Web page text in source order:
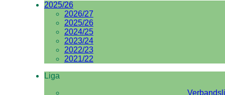
2025/26
2026/27
2025/26
2024/25
2023/24
2022/23
2021/22
Liga